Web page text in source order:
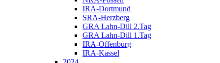
IRA-Dortmund
SRA-Herzberg
GRA Lahn-Dill 2.Tag
GRA Lahn-Dill 1.Tag
IRA-Offenburg
IRA-Kassel